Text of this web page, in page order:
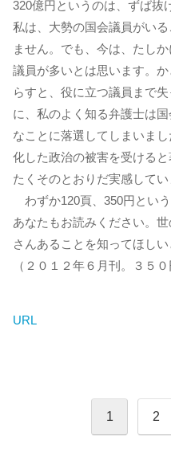
320億円というのは、ずば抜
私は、大勢の国会議員がい
ません。でも、今は、たし
議員が多いとは思います。
らすと、役に立つ議員まで
に、私のよく知る弁護士は
なことに落選してしまいま
化した政治の被害を受ける
たくそのとおりだ実感してい
わずか120頁、350円とい
あなたもお読みください。
さんあることを知ってほしい
（２０１２年６月刊。３５０
URL
1 2